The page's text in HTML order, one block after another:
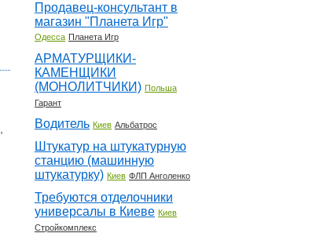
Продавец-консультант в
магазин "Планета Игр"
Одесса Планета Игр
АРМАТУРЩИКИ-
КАМЕНЩИКИ
(МОНОЛИТЧИКИ) Польша
Гарант
Водитель Киев Альбатрос
Штукатур на штукатурную
станцию (машинную
штукатурку) Киев ФЛП Анголенко
Требуются отделочники
универсалы в Киеве Киев
Стройкомплекс